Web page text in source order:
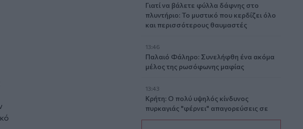
Γιατί να βάλετε φύλλα δάφνης στο
πλυντήριο: Το μυστικό που κερδίζει όλο
και περισσότερους θαυμαστές
13:46
Παλαιό Φάληρο: Συνελήφθη ένα ακόμα
μέλος της ρωσόφωνης μαφίας
13:43
Κρήτη: Ο πολύ υψηλός κίνδυνος
πυρκαγιάς "φέρνει" απαγορεύσεις σε
δάση και φαράγγια